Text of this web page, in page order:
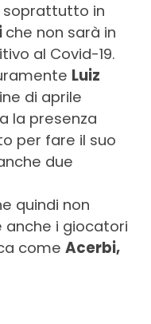
soprattutto in
che non sarà in
al Covid-19.
Luiz
di aprile
la presenza
per fare il suo
due
quindi non
anche i giocatori
come Acerbi,